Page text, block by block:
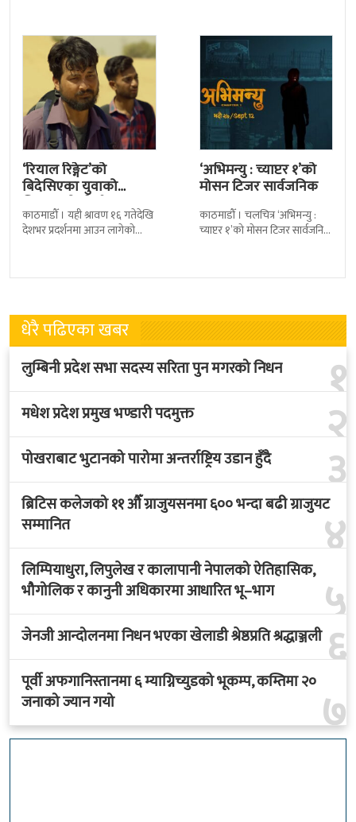
‘रियाल रिङ्गेट’को
बिदेसिएका युवाको
चित्कार बोल्ने गीत ‘आमा’
सार्वजनिक
काठमाडौँ । यही श्रावण १६ गतेदेखि
देशभर प्रदर्शनमा आउन लागेको
‘अभिमन्यु : च्याप्टर १’को
मोसन टिजर सार्वजनिक
काठमाडौँ । चलचित्र ‘अभिमन्यु :
च्याप्टर १’को मोसन टिजर सार्वजनिक
धेरै पढिएका खबर
१
लुम्बिनी प्रदेश सभा सदस्य सरिता पुन मगरको निधन
२
मधेश प्रदेश प्रमुख भण्डारी पदमुक्त
३
पोखराबाट भुटानको पारोमा अन्तर्राष्ट्रिय उडान हुँदै
४
ब्रिटिस कलेजको ११ औँ ग्राजुयसनमा ६०० भन्दा बढी ग्राजुयट
सम्मानित
५
लिम्पियाधुरा, लिपुलेख र कालापानी नेपालको ऐतिहासिक,
भौगोलिक र कानुनी अधिकारमा आधारित भू–भाग
६
जेनजी आन्दोलनमा निधन भएका खेलाडी श्रेष्ठप्रति श्रद्धाञ्जली
७
पूर्वी अफगानिस्तानमा ६ म्याग्निच्युडको भूकम्प, कम्तिमा २०
जनाको ज्यान गयो